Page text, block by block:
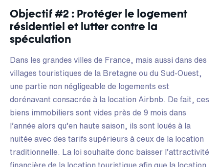
Objectif #2 : Protéger le logement
résidentiel et lutter contre la
spéculation
Dans les grandes villes de France, mais aussi dans des
villages touristiques de la Bretagne ou du Sud-Ouest,
une partie non négligeable de logements est
dorénavant consacrée à la location Airbnb. De fait, ces
biens immobiliers sont vides près de 9 mois dans
l’année alors qu’en haute saison, ils sont loués à la
nuitée avec des tarifs supérieurs à ceux de la location
traditionnelle. La loi souhaite donc baisser l’attractivité
financière de la location touristique afin que la location